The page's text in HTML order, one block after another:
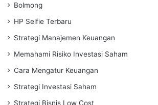
Bolmong
HP Selfie Terbaru
Strategi Manajemen Keuangan
Memahami Risiko Investasi Saham
Cara Mengatur Keuangan
Strategi Investasi Saham
Strategi Bisnis Low Cost